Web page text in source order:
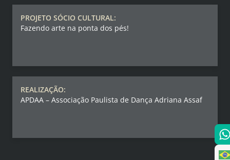
PROJETO SÓCIO CULTURAL:
Fazendo arte na ponta dos pés!
REALIZAÇÃO:
APDAA – Associação Paulista de Dança Adriana Assaf